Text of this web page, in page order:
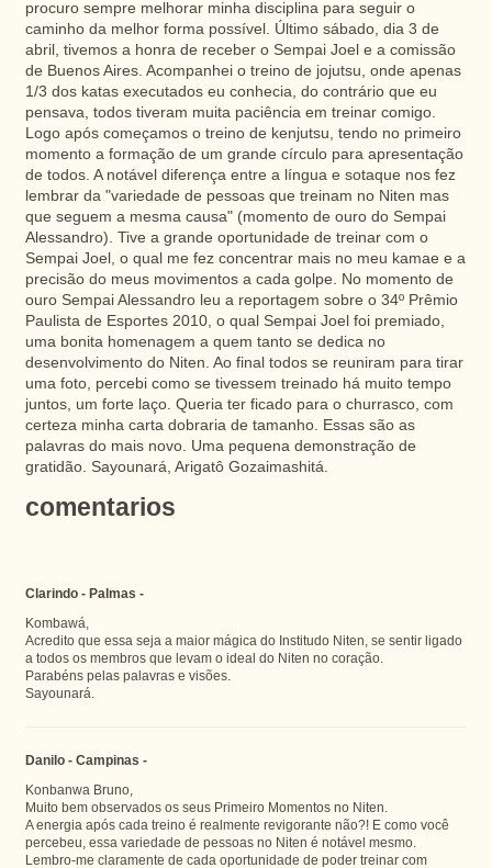
procuro sempre melhorar minha disciplina para seguir o
caminho da melhor forma possível. Último sábado, dia 3 de
abril, tivemos a honra de receber o Sempai Joel e a comissão
de Buenos Aires. Acompanhei o treino de jojutsu, onde apenas
1/3 dos katas executados eu conhecia, do contrário que eu
pensava, todos tiveram muita paciência em treinar comigo.
Logo após começamos o treino de kenjutsu, tendo no primeiro
momento a formação de um grande círculo para apresentação
de todos. A notável diferença entre a língua e sotaque nos fez
lembrar da "variedade de pessoas que treinam no Niten mas
que seguem a mesma causa" (momento de ouro do Sempai
Alessandro). Tive a grande oportunidade de treinar com o
Sempai Joel, o qual me fez concentrar mais no meu kamae e a
precisão do meus movimentos a cada golpe. No momento de
ouro Sempai Alessandro leu a reportagem sobre o 34º Prêmio
Paulista de Esportes 2010, o qual Sempai Joel foi premiado,
uma bonita homenagem a quem tanto se dedica no
desenvolvimento do Niten. Ao final todos se reuniram para tirar
uma foto, percebi como se tivessem treinado há muito tempo
juntos, um forte laço. Queria ter ficado para o churrasco, com
certeza minha carta dobraria de tamanho. Essas são as
palavras do mais novo. Uma pequena demonstração de
gratidão. Sayounará, Arigatô Gozaimashitá.
comentarios
Clarindo - Palmas -
Kombawá,
Acredito que essa seja a maior mágica do Institudo Niten, se sentir ligado
a todos os membros que levam o ideal do Niten no coração.
Parabéns pelas palavras e visões.
Sayounará.
Danilo - Campinas -
Konbanwa Bruno,
Muito bem observados os seus Primeiro Momentos no Niten.
A energia após cada treino é realmente revigorante não?! E como você
percebeu, essa variedade de pessoas no Niten é notável mesmo.
Lembro-me claramente de cada oportunidade de poder treinar com